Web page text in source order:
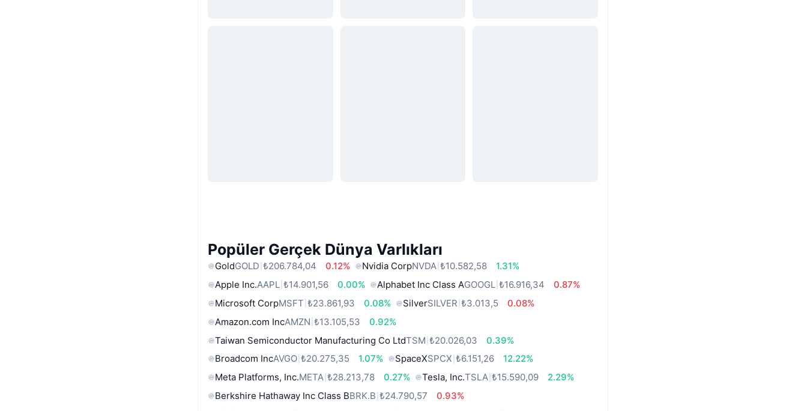
Popüler Gerçek Dünya Varlıkları
GoldGOLD ₺206.784,04 0.12% Nvidia CorpNVDA ₺10.582,58
1.31%
Apple Inc.AAPL ₺14.901,56 0.00% Alphabet Inc Class AGOOGL ₺16.916,34
0.87%
Microsoft CorpMSFT ₺23.861,93 0.08% SilverSILVER ₺3.013,5
0.08%
Amazon.com IncAMZN ₺13.105,53
0.92%
Taiwan Semiconductor Manufacturing Co LtdTSM ₺20.026,03
0.39%
Broadcom IncAVGO ₺20.275,35 1.07% SpaceXSPCX ₺6.151,26
12.22%
Meta Platforms, Inc.META ₺28.213,78 0.27% Tesla, Inc.TSLA ₺15.590,09
2.29%
Berkshire Hathaway Inc Class BBRK.B ₺24.790,57
0.93%